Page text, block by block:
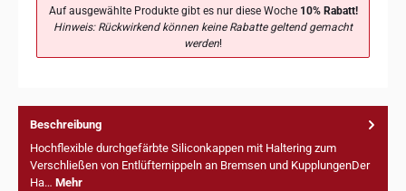
Auf ausgewählte Produkte gibt es nur diese Woche10% Rabatt!
Hinweis: Rückwirkend können keine Rabatte geltend gemacht
werden!
Beschreibung
Hochflexible durchgefärbte Siliconkappen mit Haltering zum
Verschließen von Entlüfternippeln an Bremsen und KupplungenDer
Ha… Mehr